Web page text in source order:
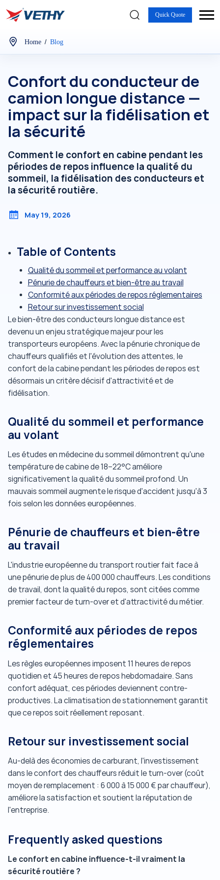
Quick Quote
Home / Blog
Confort du conducteur de
camion longue distance —
impact sur la fidélisation et
la sécurité
Comment le confort en cabine pendant les
périodes de repos influence la qualité du
sommeil, la fidélisation des conducteurs et
la sécurité routière.
May 19, 2026
Table of Contents
Qualité du sommeil et performance au volant
Pénurie de chauffeurs et bien-être au travail
Conformité aux périodes de repos réglementaires
Retour sur investissement social
Le bien-être des conducteurs longue distance est
devenu un enjeu stratégique majeur pour les
transporteurs européens. Avec la pénurie chronique de
chauffeurs qualifiés et l'évolution des attentes, le
confort de la cabine pendant les périodes de repos est
désormais un critère décisif d'attractivité et de
fidélisation.
Qualité du sommeil et performance
au volant
Les études en médecine du sommeil démontrent qu'une
température de cabine de 18–22°C améliore
significativement la qualité du sommeil profond. Un
mauvais sommeil augmente le risque d'accident jusqu'à 3
fois selon les données européennes.
Pénurie de chauffeurs et bien-être
au travail
L'industrie européenne du transport routier fait face à
une pénurie de plus de 400 000 chauffeurs. Les conditions
de travail, dont la qualité du repos, sont citées comme
premier facteur de turn-over et d'attractivité du métier.
Conformité aux périodes de repos
réglementaires
Les règles européennes imposent 11 heures de repos
quotidien et 45 heures de repos hebdomadaire. Sans
confort adéquat, ces périodes deviennent contre-
productives. La climatisation de stationnement garantit
que ce repos soit réellement reposant.
Retour sur investissement social
Au-delà des économies de carburant, l'investissement
dans le confort des chauffeurs réduit le turn-over (coût
moyen de remplacement : 6 000 à 15 000 € par chauffeur),
améliore la satisfaction et soutient la réputation de
l'entreprise.
Frequently asked questions
Le confort en cabine influence-t-il vraiment la
sécurité routière ?